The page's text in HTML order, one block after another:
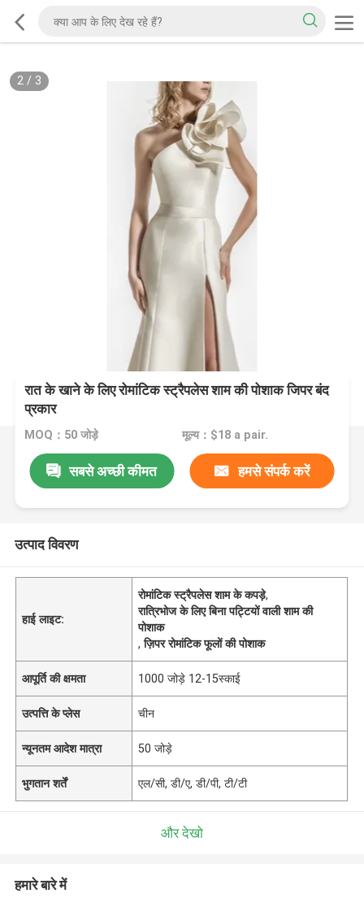
2/ 3
रात के खाने के लिए रोमांटिक स्ट्रैपलेस शाम की पोशाक जिपर बंद
प्रकार
MOQ：50 जोड़े मूल्य：$18 a pair.
सबसे अच्छी कीमत हमसे संपर्क करें
उत्पाद विवरण
हाई लाइट:
रोमांटिक स्ट्रैपलेस शाम के कपड़े,
रात्रिभोज के लिए बिना पट्टियों वाली शाम की
पोशाक
,ज़िपर रोमांटिक फूलों की पोशाक
आपूर्ति की क्षमता 1000 जोड़े 12-15स्काई
उत्पत्ति के प्लेस चीन
न्यूनतम आदेश मात्रा 50 जोड़े
भुगतान शर्तें एल/सी, डी/ए, डी/पी, टी/टी
और देखो
हमारे बारे में